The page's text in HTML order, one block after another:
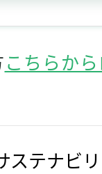
こちらか
ステナビ